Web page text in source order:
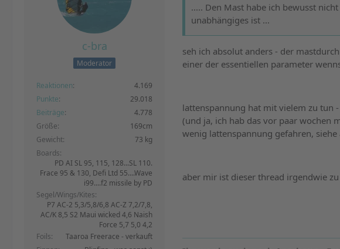
c-bra
Moderator
Reaktionen
4.169
Punkte
29.018
Beiträge
4.778
Größe
169cm
Gewicht
73 kg
Boards
PD AI SL 95, 115, 128...SL 110.
Frace 95 & 130, Defi Ltd 55....Wave
i99....f2 missile by PD
Segel/Wings/Kites
P7 AC-2 5,3/5,8/6,8 AC-Z 7,2/7,8,
AC/K 8,5 S2 Maui wicked 4,6 Naish
Force 5,7 5,0 4,2
Foils
Taaroa Freerace - verkauft
..... Den Mast habe ich bewusst
unabhängiges ist ...
seh ich absolut anders - der
einer der essentiellen parameter
lattenspannung hat mit vielem zu tun
(und ja, ich hab das vor paar wochen
wenig lattenspannung gefahren,
aber mir ist dieser thread irgendwie